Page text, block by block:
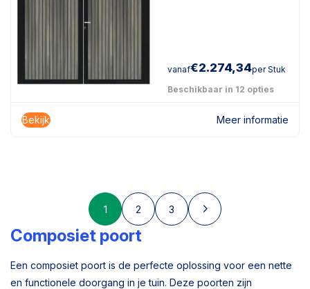
vanaf€2.274,34per Stuk
Beschikbaar in 12 opties
Bekijk Meer informatie
1 2 3
Composiet poort
Een composiet poort is de perfecte oplossing voor een nette
en functionele doorgang in je tuin. Deze poorten zijn